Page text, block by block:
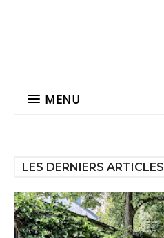
MENU
LES DERNIERS ARTICLES